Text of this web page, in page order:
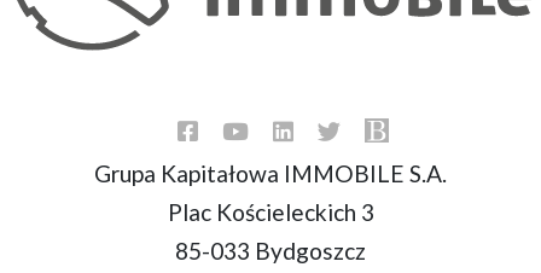
Grupa Kapitałowa IMMOBILE S.A.
Plac Kościeleckich 3
85-033 Bydgoszcz